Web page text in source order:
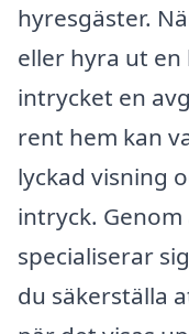
hyresgäster.
eller hyra ut
intrycket en
rent hem kan
lyckad visning
intryck.
specialiserar
du säkerställa